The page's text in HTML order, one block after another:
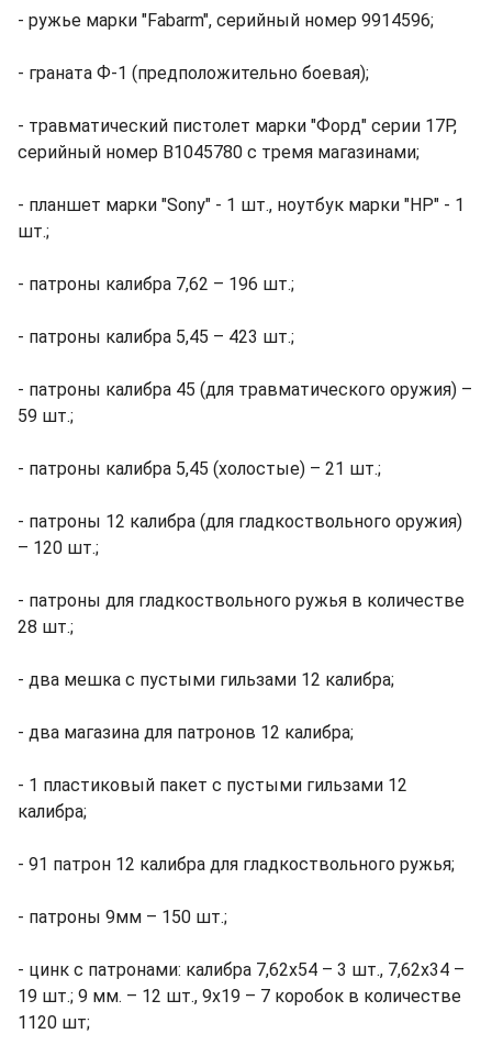
- ружье марки "Fabarm", серийный номер 9914596;
- граната Ф-1 (предположительно боевая);
- травматический пистолет марки "Форд" серии 17Р,
серийный номер В1045780 с тремя магазинами;
- планшет марки "Sony" - 1 шт., ноутбук марки "HP" - 1
шт.;
- патроны калибра 7,62 – 196 шт.;
- патроны калибра 5,45 – 423 шт.;
- патроны калибра 45 (для травматического оружия) –
59 шт.;
- патроны калибра 5,45 (холостые) – 21 шт.;
- патроны 12 калибра (для гладкоствольного оружия)
– 120 шт.;
- патроны для гладкоствольного ружья в количестве
28 шт.;
- два мешка с пустыми гильзами 12 калибра;
- два магазина для патронов 12 калибра;
- 1 пластиковый пакет с пустыми гильзами 12
калибра;
- 91 патрон 12 калибра для гладкоствольного ружья;
- патроны 9мм – 150 шт.;
- цинк с патронами: калибра 7,62х54 – 3 шт., 7,62х34 –
19 шт.; 9 мм. – 12 шт., 9х19 – 7 коробок в количестве
1120 шт;